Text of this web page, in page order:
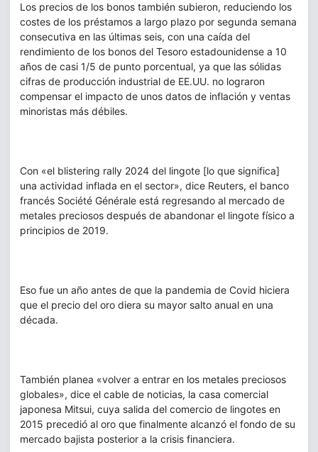
Los precios de los bonos también subieron, reduciendo los
costes de los préstamos a largo plazo por segunda semana
consecutiva en las últimas seis, con una caída del
rendimiento de los bonos del Tesoro estadounidense a 10
años de casi 1/5 de punto porcentual, ya que las sólidas
cifras de producción industrial de EE.UU. no lograron
compensar el impacto de unos datos de inflación y ventas
minoristas más débiles.
Con «el blistering rally 2024 del lingote [lo que significa]
una actividad inflada en el sector», dice Reuters, el banco
francés Société Générale está regresando al mercado de
metales preciosos después de abandonar el lingote físico a
principios de 2019.
Eso fue un año antes de que la pandemia de Covid hiciera
que el precio del oro diera su mayor salto anual en una
década.
También planea «volver a entrar en los metales preciosos
globales», dice el cable de noticias, la casa comercial
japonesa Mitsui, cuya salida del comercio de lingotes en
2015 precedió al oro que finalmente alcanzó el fondo de su
mercado bajista posterior a la crisis financiera.